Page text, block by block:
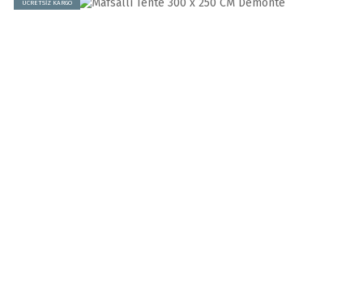
ÜCRETSİZ KARGO